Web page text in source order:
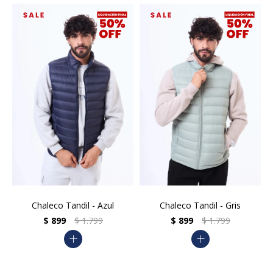
Chaleco Tandil - Azul
$ 899 $ 1.799
add
Chaleco Tandil - Gris
$ 899 $ 1.799
add